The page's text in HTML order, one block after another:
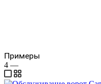
Примеры
4 —